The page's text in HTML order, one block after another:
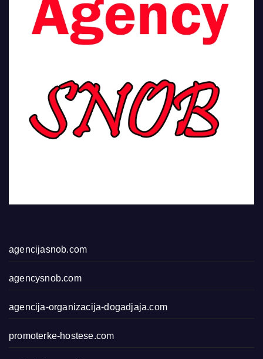
agencijasnob.com
agencysnob.com
agencija-organizacija-dogadjaja.com
promoterke-hostese.com